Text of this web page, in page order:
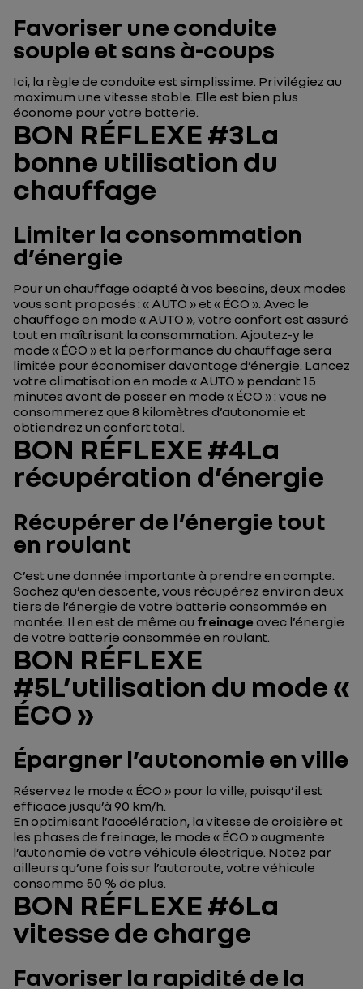
Favoriser une conduite
souple et sans à-coups
Ici, la règle de conduite est simplissime. Privilégiez au
maximum une vitesse stable. Elle est bien plus
économe pour votre batterie.
BON RÉFLEXE #3La
bonne utilisation du
chauffage
Limiter la consommation
d’énergie
Pour un chauffage adapté à vos besoins, deux modes
vous sont proposés : « AUTO » et « ÉCO ». Avec le
chauffage en mode « AUTO », votre confort est assuré
tout en maîtrisant la consommation. Ajoutez-y le
mode « ÉCO » et la performance du chauffage sera
limitée pour économiser davantage d’énergie. Lancez
votre climatisation en mode « AUTO » pendant 15
minutes avant de passer en mode « ÉCO » : vous ne
consommerez que 8 kilomètres d’autonomie et
obtiendrez un confort total.
BON RÉFLEXE #4La
récupération d’énergie
Récupérer de l’énergie tout
en roulant
C’est une donnée importante à prendre en compte.
Sachez qu’en descente, vous récupérez environ deux
tiers de l’énergie de votre batterie consommée en
montée. Il en est de même au freinage avec l’énergie
de votre batterie consommée en roulant.
BON RÉFLEXE
#5L’utilisation du mode «
ÉCO »
Épargner l’autonomie en ville
Réservez le mode « ÉCO » pour la ville, puisqu’il est
efficace jusqu’à 90 km/h.
En optimisant l’accélération, la vitesse de croisière et
les phases de freinage, le mode « ÉCO » augmente
l’autonomie de votre véhicule électrique. Notez par
ailleurs qu’une fois sur l’autoroute, votre véhicule
consomme 50 % de plus.
BON RÉFLEXE #6La
vitesse de charge
Favoriser la rapidité de la